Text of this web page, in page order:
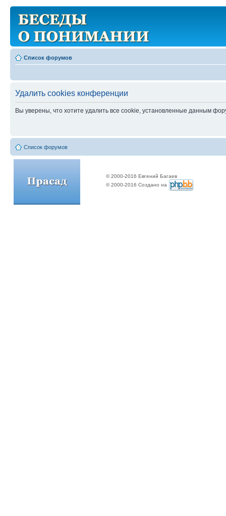
Список форумов
Удалить cookies конференции
Вы уверены, что хотите удалить все cookie, установленные данным
Список форумов
© 2000-2016 Евгений Багаев
© 2000-2016 Создано на